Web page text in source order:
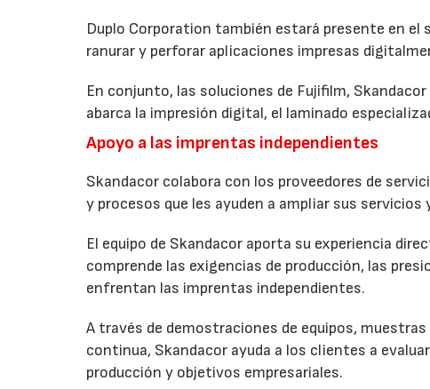
Duplo Corporation también estará presente en
ranurar y perforar aplicaciones impresas
En conjunto, las soluciones de Fujifilm,
abarca la impresión digital, el laminado
Apoyo a las imprentas independientes
Skandacor colabora con los proveedores de
y procesos que les ayuden a ampliar sus
El equipo de Skandacor aporta su experiencia
comprende las exigencias de producción, las
enfrentan las imprentas independientes.
A través de demostraciones de equipos,
continua, Skandacor ayuda a los clientes a
producción y objetivos empresariales.